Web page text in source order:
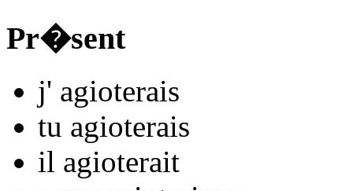
Pr�sent
j' agioterais
tu agioterais
il agioterait